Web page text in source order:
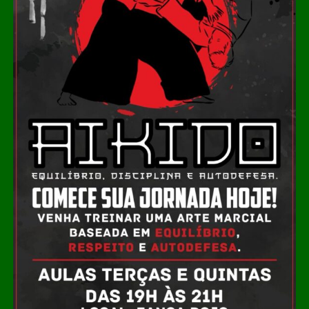
modalidades de boliche e vôlei de praia nos Jogos
Paralímpicos. Outra atração será o passeio ciclístico, com
percurso entre o Residencial Paris e a Praia do Cortado,
aberto à participação da comunidade. A Praia do Cortado
também passa a integrar oficialmente a programação
esportiva dos jogos. As disputas de beach tennis, vôlei de
praia e futevôlei serão realizadas no local.
A programação dos Jogos Olímpicos conta com
modalidades coletivas e individuais, como basquetebol,
futsal, futebol sete, handebol, voleibol, ciclismo, mountain
bike, natação, karatê, tênis de mesa, xadrez, basquete
3×3, beach tennis, futevôlei e vôlei de praia. Já os 3º
Jogos Paralímpicos de Sinop contarão com disputas de
atletismo, natação, tênis de mesa, xadrez, vôlei de praia e
boliche, nas categorias masculina e feminina.
Leia Também:
Sapataria ortopédica
leva cuidados personalizados aos